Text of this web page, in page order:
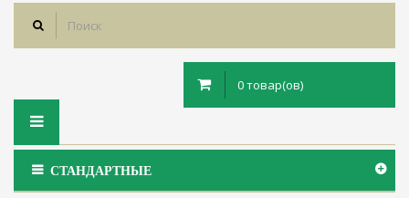
0 товар(ов)
Toggle
СТАНДАРТНЫЕ